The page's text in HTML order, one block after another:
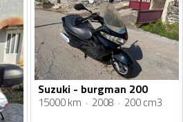
Suzuki - burgman 200
15000 km 2008 200 cm3